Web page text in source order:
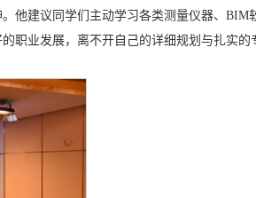
他建议同学们主动学习各类测量仪器、BIM
职业发展，离不开自己的详细规划与扎实